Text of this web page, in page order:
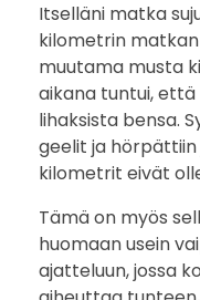
Itselläni matka
kilometrin
muutama musta
aikana tuntui,
lihaksista bensa.
geelit ja
kilometrit eivät
Tämä on myös
huomaan usein
ajatteluun, jossa